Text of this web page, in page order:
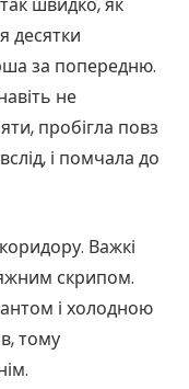
швидко, як
десятки
за попередню.
не
пробігла повз
і помчала до
Важкі
скрипом.
і холодною
тому